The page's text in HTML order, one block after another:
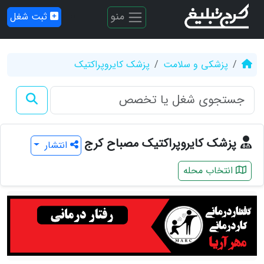
منو ثبت شغل
پزشکی و سلامت پزشک کایروپراکتیک
پزشک کایروپراکتیک مصباح کرج
انتشار
انتخاب محله